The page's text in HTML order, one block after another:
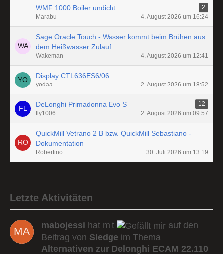
WMF 1000 Boiler undicht
2
Marabu
4. August 2026 um 16:24
Sage Oracle Touch - Wasser kommt beim Brühen aus
dem Heißwasser Zulauf
Wakeman 4. August 2026 um 12:41
Display CTL636ES6/06
yodaa 2. August 2026 um 18:52
DeLonghi Primadonna Evo S
12
fly1006
2. August 2026 um 09:57
QuickMill Vetrano 2 B bzw. QuickMill Sebastiano -
Dokumentation
Robertino 30. Juli 2026 um 13:19
Letzte Aktivitäten
mabojessi hat mit
auf den
Beitrag von Sledge im Thema
Alternativen zur Delonghi ECAM 22.110